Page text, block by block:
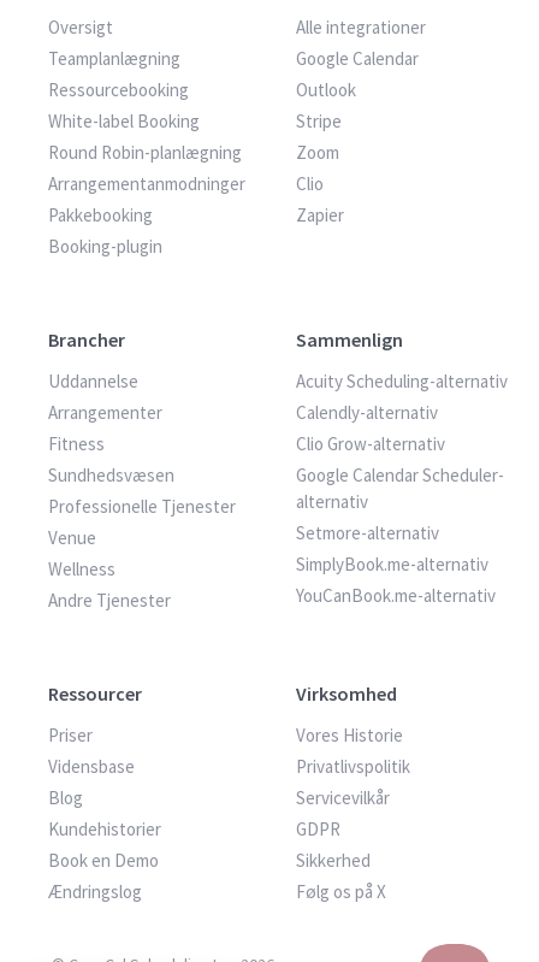
Oversigt
Teamplanlægning
Ressourcebooking
White-label Booking
Round Robin-planlægning
Arrangementanmodninger
Pakkebooking
Booking-plugin
Alle integrationer
Google Calendar
Outlook
Stripe
Zoom
Clio
Zapier
Brancher
Uddannelse
Arrangementer
Fitness
Sundhedsvæsen
Professionelle Tjenester
Venue
Wellness
Andre Tjenester
Sammenlign
Acuity Scheduling-alternativ
Calendly-alternativ
Clio Grow-alternativ
Google Calendar Scheduler-
alternativ
Setmore-alternativ
SimplyBook.me-alternativ
YouCanBook.me-alternativ
Ressourcer
Priser
Vidensbase
Blog
Kundehistorier
Book en Demo
Ændringslog
Virksomhed
Vores Historie
Privatlivspolitik
Servicevilkår
GDPR
Sikkerhed
Følg os på X